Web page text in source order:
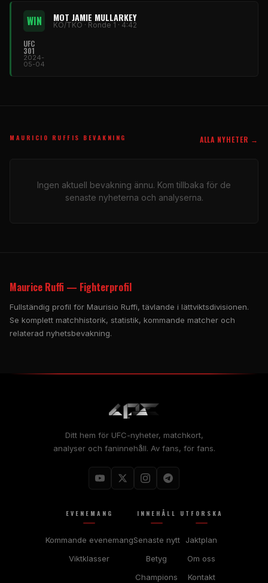
WIN MOT JAMIE MULLARKEY
KO/TKO · Ronde 1 · 4:42
UFC
301
2024-
05-04
MAURICIO RUFFIS BEVAKNING ALLA NYHETER →
Ingen aktuell bevakning ännu. Kom tillbaka för de
senaste nyheterna och analyserna.
Maurice Ruffi — Fighterprofil
Fullständig profil för Maurisio Ruffi, tävlande i lättviktsdivisionen.
Se komplett matchhistorik, statistik, kommande matcher och
relaterad nyhetsbevakning.
Ditt hem för UFC-nyheter, matchkort,
analyser och faninnehåll. Av fans, för fans.
EVENEMANG
Kommande evenemang
Viktklasser
INNEHÅLL
Senaste nytt
Betyg
Champions
UTFORSKA
Jaktplan
Om oss
Kontakt